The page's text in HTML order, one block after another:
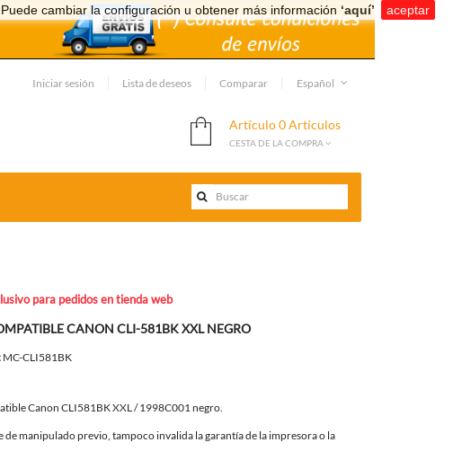
cambiar la configuración u obtener más información ‘aquí’ aceptar
Español
Iniciar sesión Lista de deseos Comparar
Artículo0 Artículos
CESTA DE LA COMPRA
para pedidos en tienda web
CANON CLI-581BK XXL NEGRO
MC-CLI581BK
Canon CLI581BK XXL / 1998C001 negro.
de manipulado previo, tampoco invalida la garantía de la impresora o la